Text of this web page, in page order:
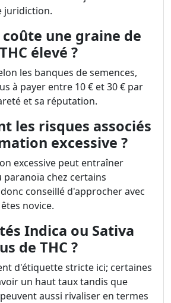
juridiction.
une graine de
élevé ?
les banques de semences,
à payer entre 10 € et 30 € par
et sa réputation.
les risques associés
excessive ?
excessive peut entraîner
paranoïa chez certains
conseillé d'approcher avec
novice.
Indica ou Sativa
de THC ?
d'étiquette stricte ici; certaines
un haut taux tandis que
aussi rivaliser en termes